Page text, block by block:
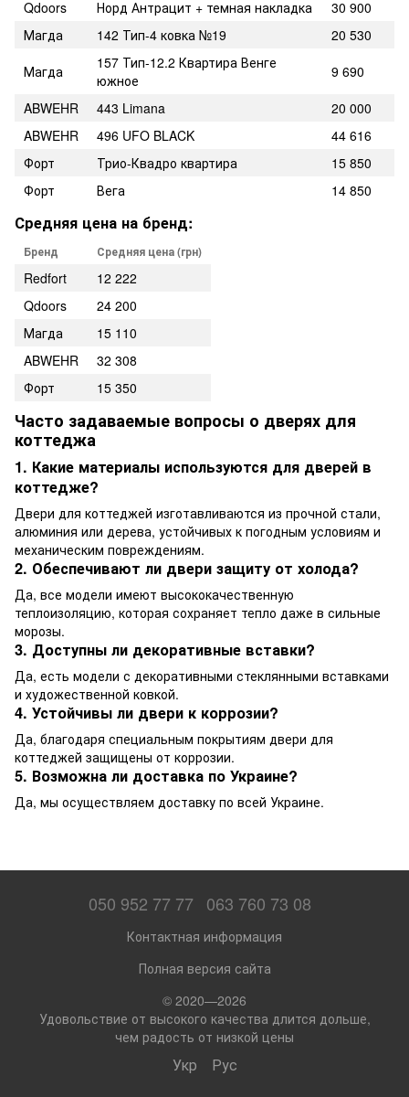
Qdoors
Норд Антрацит + темная накладка
30 900
Магда
142 Тип-4 ковка №19
20 530
Магда
157 Тип-12.2 Квартира Венге
южное
9 690
ABWEHR
443 Limana
20 000
ABWEHR
496 UFO BLACK
44 616
Форт
Трио-Квадро квартира
15 850
Форт
Вега 14 850
Средняя цена на бренд:
Бренд Средняя цена (грн)
Redfort
12 222
Qdoors
24 200
Магда
15 110
ABWEHR
32 308
Форт
15 350
Часто задаваемые вопросы о дверях для
коттеджа
1. Какие материалы используются для дверей в
коттедже?
Двери для коттеджей изготавливаются из прочной стали,
алюминия или дерева, устойчивых к погодным условиям и
механическим повреждениям.
2. Обеспечивают ли двери защиту от холода?
Да, все модели имеют высококачественную
теплоизоляцию, которая сохраняет тепло даже в сильные
морозы.
3. Доступны ли декоративные вставки?
Да, есть модели с декоративными стеклянными вставками
и художественной ковкой.
4. Устойчивы ли двери к коррозии?
Да, благодаря специальным покрытиям двери для
коттеджей защищены от коррозии.
5. Возможна ли доставка по Украине?
Да, мы осуществляем доставку по всей Украине.
050 952 77 77 063 760 73 08
Контактная информация
Полная версия сайта
© 2020—2026
Удовольствие от высокого качества длится дольше,
чем радость от низкой цены
Укр Рус